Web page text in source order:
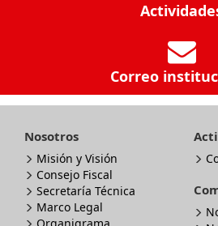
Correo
Nosotros
Misión y Visión
Consejo Fiscal
Secretaría Técnica
Marco Legal